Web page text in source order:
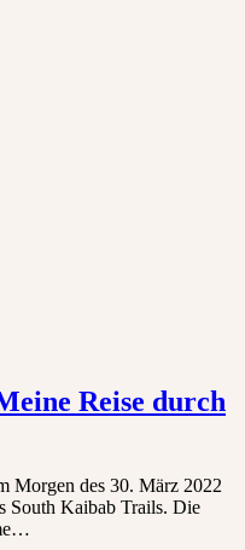
Reise durch
Morgen des 30. März 2022
South Kaibab Trails. Die